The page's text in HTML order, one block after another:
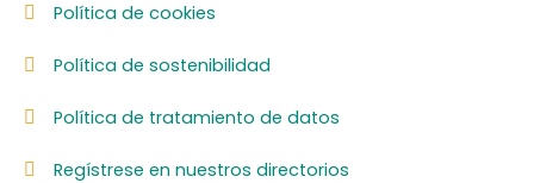
Política de cookies
Política de sostenibilidad
Política de tratamiento de datos
Regístrese en nuestros directorios